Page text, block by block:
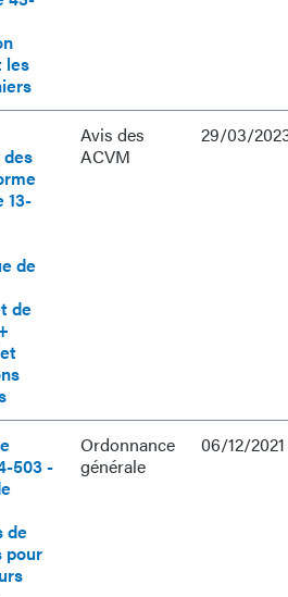
les
13-
de
de
Avis des
ACVM
29/03/
503 -
de
pour
Ordonnance
générale
06/12/2021